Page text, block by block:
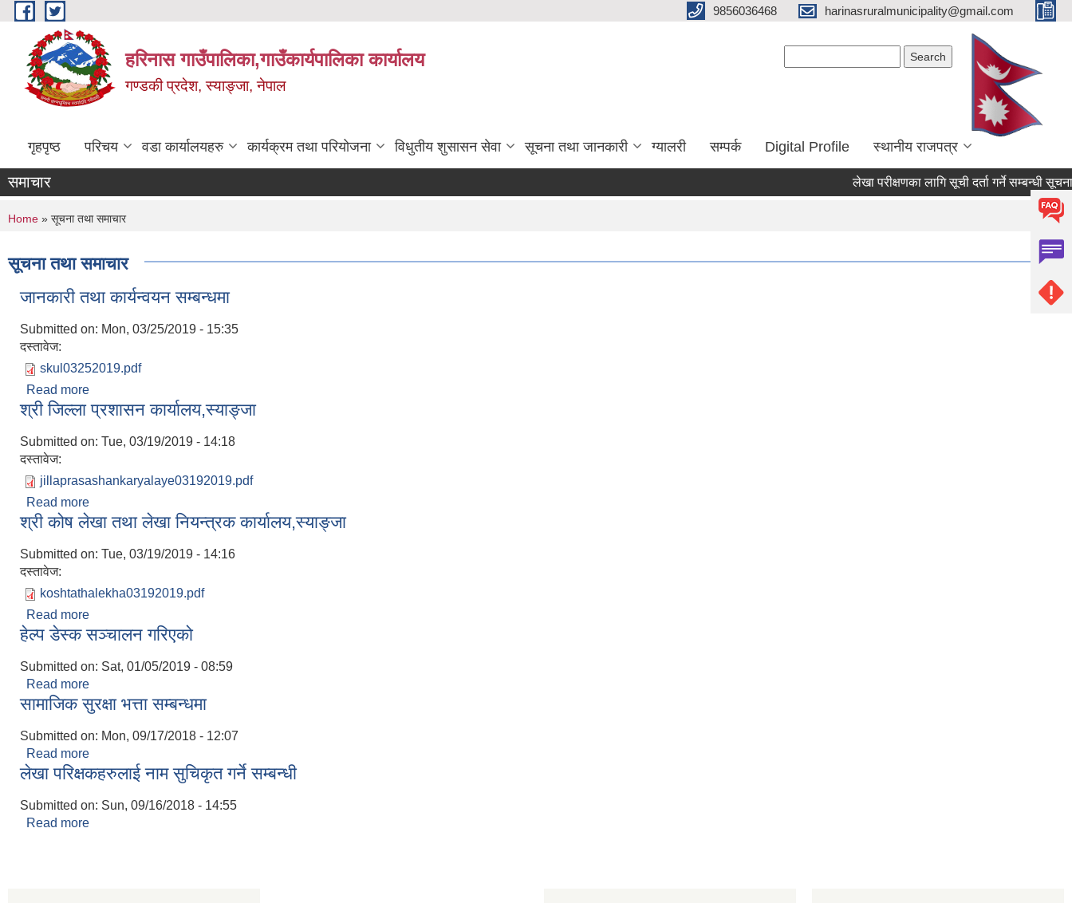
Skip to main content 9856036468 harinasruralmunicipality@gmail.com
हरिनास गाउँपालिका,गाउँकार्यपालिका कार्यालय
गण्डकी प्रदेश, स्याङ्जा, नेपाल
गृहपृष्ठ परिचय वडा कार्यालयहरु कार्यक्रम तथा परियोजना विधुतीय शुसासन सेवा सूचना तथा जानकारी ग्यालरी सम्पर्क Digital Profile स्थानीय राजपत्र
समाचार लेखा परीक्षणका लागि सूची दर्ता गर्ने सम्बन्धी सूचना
You are here
Home » सूचना तथा समाचार
सूचना तथा समाचार
जानकारी तथा कार्यन्वयन सम्बन्धमा
Submitted on: Mon, 03/25/2019 - 15:35
दस्तावेज:
skul03252019.pdf
Read more
श्री जिल्ला प्रशासन कार्यालय,स्याङ्जा
Submitted on: Tue, 03/19/2019 - 14:18
दस्तावेज:
jillaprasashankaryalaye03192019.pdf
Read more
श्री कोष लेखा तथा लेखा नियन्त्रक कार्यालय,स्याङ्जा
Submitted on: Tue, 03/19/2019 - 14:16
दस्तावेज:
koshtathalekha03192019.pdf
Read more
हेल्प डेस्क सञ्‍चालन गरिएको
Submitted on: Sat, 01/05/2019 - 08:59
Read more
सामाजिक सुरक्षा भत्ता सम्बन्धमा
Submitted on: Mon, 09/17/2018 - 12:07
Read more
लेखा परिक्षकहरुलाई नाम सुचिकृत गर्ने सम्बन्धी
Submitted on: Sun, 09/16/2018 - 14:55
Read more